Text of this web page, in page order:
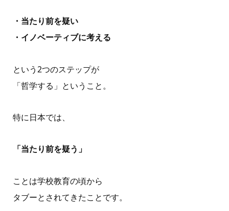
・当たり前を疑い
・イノベーティブに考える
という2つのステップが
「哲学する」ということ。
特に日本では、
「当たり前を疑う」
ことは学校教育の頃から
タブーとされてきたことです。